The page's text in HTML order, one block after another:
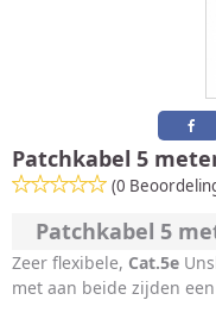
Patchkabel 5
(0
Patchkabel 5
Zeer flexibele, Cat.5e
met aan beide zijden